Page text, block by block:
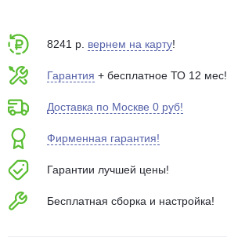
8241 р. вернем на карту!
Гарантия + бесплатное ТО 12 мес!
Доставка по Москве 0 руб!
Фирменная гарантия!
Гарантии лучшей цены!
Бесплатная сборка и настройка!
Подробнее
Остались вопросы?